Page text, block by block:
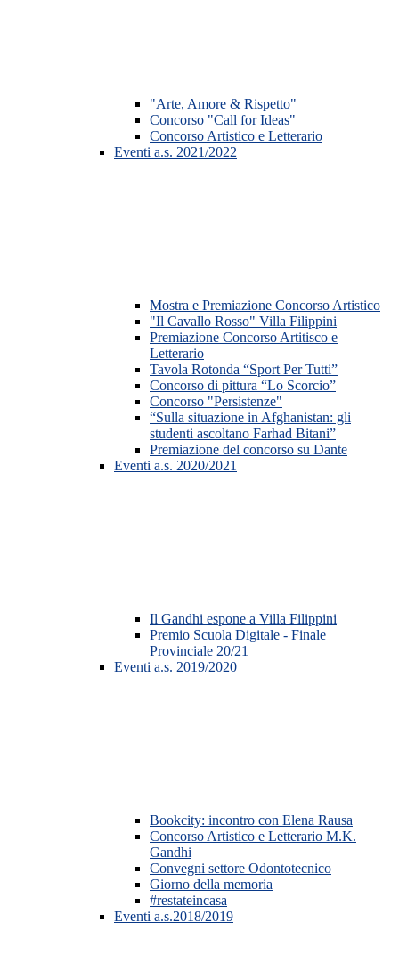
"Arte, Amore & Rispetto"
Concorso "Call for Ideas"
Concorso Artistico e Letterario
Eventi a.s. 2021/2022
Mostra e Premiazione Concorso Artistico
"Il Cavallo Rosso" Villa Filippini
Premiazione Concorso Artitisco e
Letterario
Tavola Rotonda “Sport Per Tutti”
Concorso di pittura “Lo Scorcio”
Concorso "Persistenze"
“Sulla situazione in Afghanistan: gli
studenti ascoltano Farhad Bitani”
Premiazione del concorso su Dante
Eventi a.s. 2020/2021
Il Gandhi espone a Villa Filippini
Premio Scuola Digitale - Finale
Provinciale 20/21
Eventi a.s. 2019/2020
Bookcity: incontro con Elena Rausa
Concorso Artistico e Letterario M.K.
Gandhi
Convegni settore Odontotecnico
Giorno della memoria
#restateincasa
Eventi a.s.2018/2019